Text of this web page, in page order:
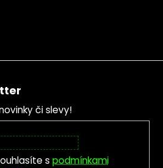
či slevy!
s podmínkami